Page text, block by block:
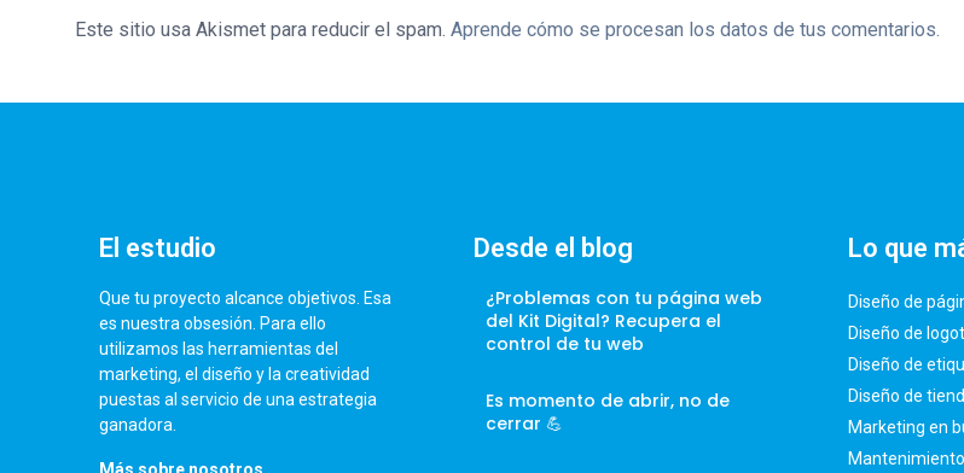
Este sitio usa Akismet para reducir el spam. Aprende cómo se procesan los datos de tus comentarios.
El estudio
Que tu proyecto alcance objetivos. Esa
es nuestra obsesión. Para ello
utilizamos las herramientas del
marketing, el diseño y la creatividad
puestas al servicio de una estrategia
ganadora.
Desde el blog
¿Problemas con tu página web
del Kit Digital? Recupera el
control de tu web
Es momento de abrir, no de
cerrar 💪
Lo que
Diseño de
Diseño de
Diseño de
Diseño de
Marketing en